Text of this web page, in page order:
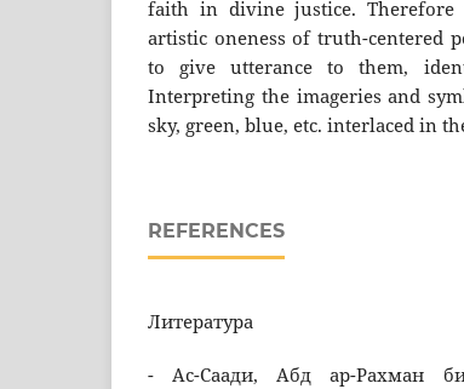
faith in divine justice. Therefore
artistic oneness of truth-centered
to give utterance to them,
Interpreting the imageries and
sky, green, blue, etc. interlaced in
REFERENCES
Литература
- Ас-Саади, Абд ар-Рахман